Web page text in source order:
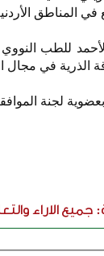
في المناطق
الأحمد للطب
الذرية في
جميع الاراء